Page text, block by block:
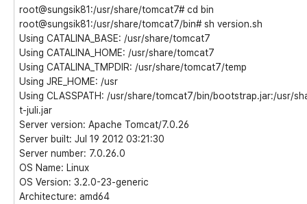
root@sungsik81:/usr/share/tomcat7# cd bin
root@sungsik81:/usr/share/tomcat7/bin# sh version.sh
Using CATALINA_BASE: /usr/share/tomcat7
Using CATALINA_HOME: /usr/share/tomcat7
Using CATALINA_TMPDIR: /usr/share/tomcat7/temp
Using JRE_HOME: /usr
Using CLASSPATH: /usr/share/tomcat7/bin/bootstrap.jar:/usr/
t-juli.jar
Server version: Apache Tomcat/7.0.26
Server built: Jul 19 2012 03:21:30
Server number: 7.0.26.0
OS Name: Linux
OS Version: 3.2.0-23-generic
Architecture: amd64